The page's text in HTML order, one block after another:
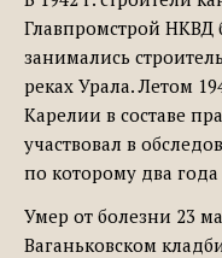
Главпромстрой НКВД
занимались
реках Урала. Летом
Карелии в составе
участвовал в
по которому два
Умер от болезни 23
Ваганьковском